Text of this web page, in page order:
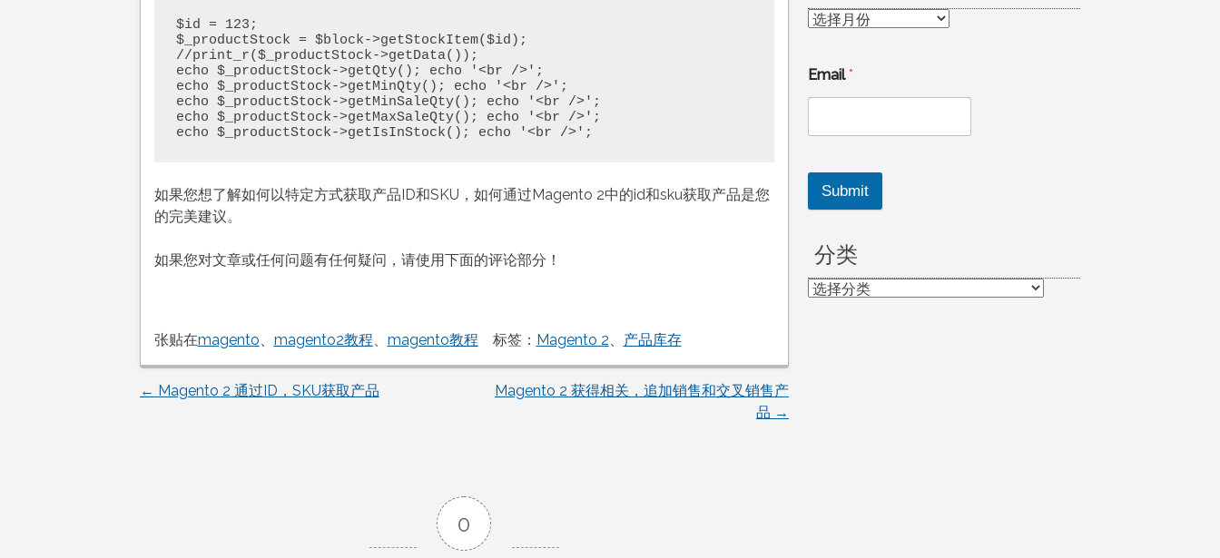
$id = 123;
$_productStock = $block->getStockItem($id);
//print_r($_productStock->getData());
echo $_productStock->getQty(); echo '<br />';
echo $_productStock->getMinQty(); echo '<br />';
echo $_productStock->getMinSaleQty(); echo '<br />';
echo $_productStock->getMaxSaleQty(); echo '<br />';
echo $_productStock->getIsInStock(); echo '<br />';
如果您想了解如何以特定方式获取产品ID和SKU，如何通过Magento 2中的id和sku获取产品是您
的完美建议。
如果您对文章或任何问题有任何疑问，请使用下面的评论部分！
张贴在magento、 magento2教程、 magento教程 标签： Magento 2、 产品库存
文
← Magento 2 通过ID，SKU获取产品
Magento 2 获得相关，追加销售和交叉销售产
品 →
0
归
Email*
Submit
分类
分